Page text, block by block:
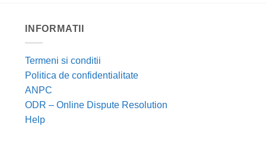
INFORMATII
Termeni si conditii
Politica de confidentialitate
ANPC
ODR – Online Dispute Resolution
Help